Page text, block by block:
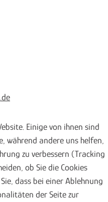
Einige von ihnen sind
während andere uns helfen,
zu verbessern (Tracking
ob Sie die Cookies
dass bei einer Ablehnung
der Seite zur